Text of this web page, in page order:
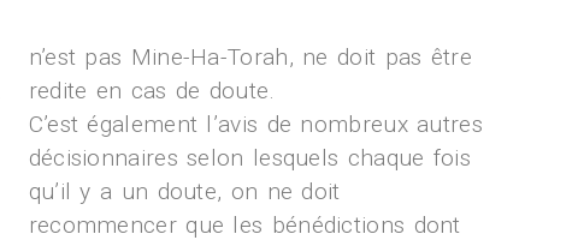
n’est pas Mine-Ha-Torah, ne doit pas être
redite en cas de doute.
C’est également l’avis de nombreux autres
décisionnaires selon lesquels chaque fois
qu’il y a un doute, on ne doit
recommencer que les bénédictions dont